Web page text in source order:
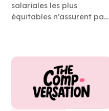
salariales les plus
équitables n’assurent pas
chiffres.